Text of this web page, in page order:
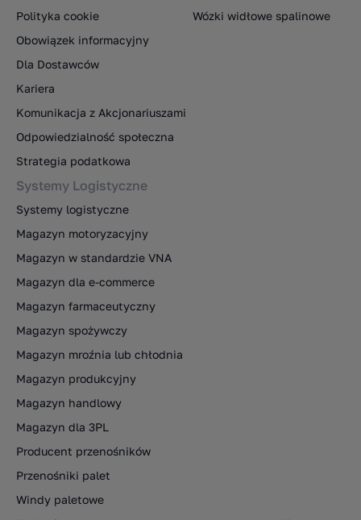
Polityka cookie
Obowiązek informacyjny
Dla Dostawców
Kariera
Komunikacja z Akcjonariuszami
Odpowiedzialność społeczna
Strategia podatkowa
Wózki widłowe spalinowe
Systemy Logistyczne
Systemy logistyczne
Magazyn motoryzacyjny
Magazyn w standardzie VNA
Magazyn dla e-commerce
Magazyn farmaceutyczny
Magazyn spożywczy
Magazyn mroźnia lub chłodnia
Magazyn produkcyjny
Magazyn handlowy
Magazyn dla 3PL
Producent przenośników
Przenośniki palet
Windy paletowe